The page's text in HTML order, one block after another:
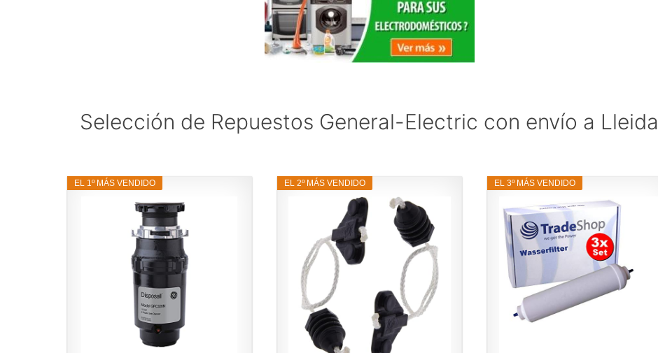
Selección de Repuestos General-Electric con envío a Lleida
EL 1º MÁS VENDIDO EL 2º MÁS VENDIDO EL 3º MÁS VENDIDO